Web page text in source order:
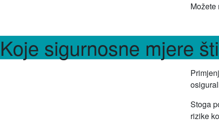
Možete
Koje sigurnosne mjere
Stoga
rizike